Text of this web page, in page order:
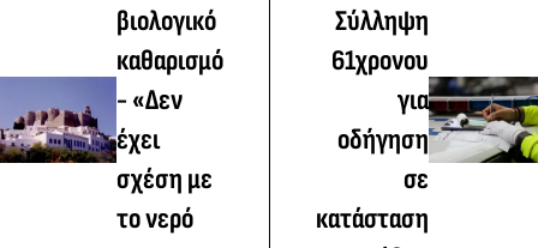
βιολογικό
καθαρισμό
- «Δεν
έχει
σχέση με
το νερό
Σύλληψη
61χρονου
για
οδήγηση
σε
κατάσταση